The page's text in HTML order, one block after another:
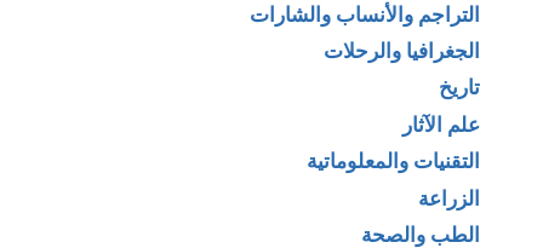
التراجم والأنساب والشارات
الجغرافيا والرحلات
تاريخ
علم الآثار
التقنيات والمعلوماتية
الزراعة
الطب والصحة